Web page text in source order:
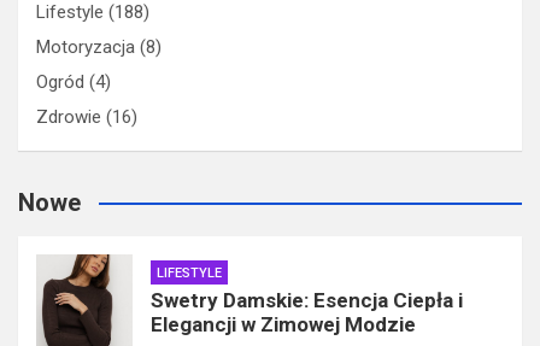
Lifestyle (188)
Motoryzacja (8)
Ogród (4)
Zdrowie (16)
Nowe
LIFESTYLE
Swetry Damskie: Esencja Ciepła i
Elegancji w Zimowej Modzie